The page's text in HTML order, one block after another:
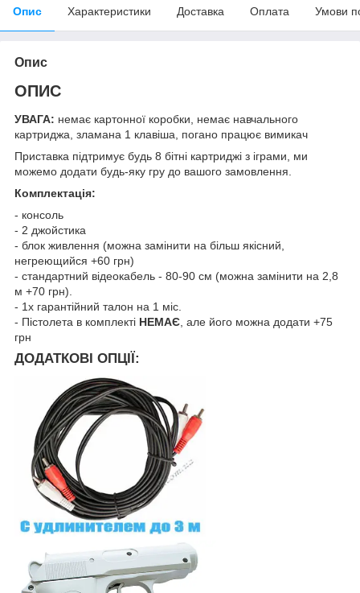
Опис Характеристики Доставка Оплата Умови
Опис
ОПИС
УВАГА: немає картонної коробки, немає навчального
картриджа, зламана 1 клавіша, погано працює вимикач
Приставка підтримує будь 8 бітні картриджі з іграми, ми
можемо додати будь-яку гру до вашого замовлення.
Комплектація:
- консоль
- 2 джойстика
- блок живлення (можна замінити на більш якісний,
негреющийся +60 грн)
- стандартний відеокабель - 80-90 см (можна замінити на 2,8
м +70 грн).
- 1х гарантійний талон на 1 міс.
- Пістолета в комплекті НЕМАЄ, але його можна додати +75
грн
ДОДАТКОВІ ОПЦІЇ: